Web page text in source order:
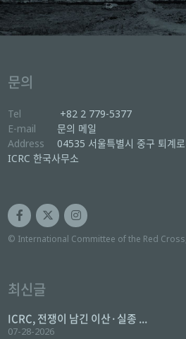
문의
Tel
+82 2 779-5377
E-mail
문의 메일
Address
04535 서울특별시 중구 퇴계
ICRC 한국사무소
© International Committee of the Red
최신글
ICRC, 전쟁이 남긴 이산·실종 ...
07-28-2026